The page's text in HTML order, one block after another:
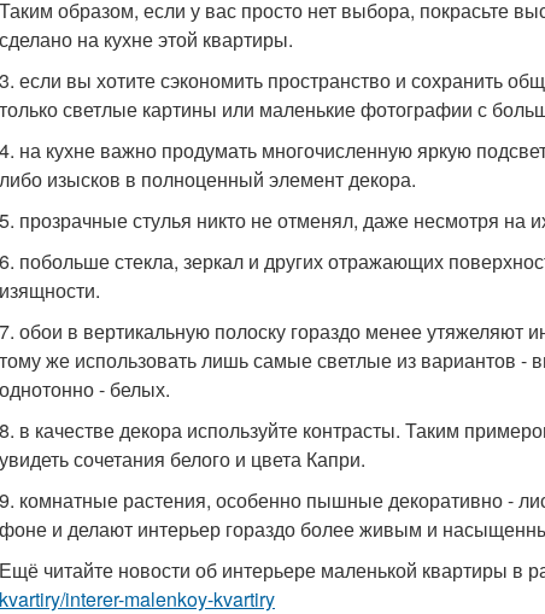
Таким образом, если у вас просто нет выбора, покрасьте
сделано на кухне этой квартиры.
3. если вы хотите сэкономить пространство и сохранить
только светлые картины или маленькие фотографии с
4. на кухне важно продумать многочисленную яркую
либо изысков в полноценный элемент декора.
5. прозрачные стулья никто не отменял, даже несмотря на
6. побольше стекла, зеркал и других отражающих
изящности.
7. обои в вертикальную полоску гораздо менее утяжеляют
тому же использовать лишь самые светлые из вариантов -
однотонно - белых.
8. в качестве декора используйте контрасты. Таким
увидеть сочетания белого и цвета Капри.
9. комнатные растения, особенно пышные декоративно -
фоне и делают интерьер гораздо более живым и
Ещё читайте новости об интерьере маленькой квартиры в
kvartiry/interer-malenkoy-kvartiry